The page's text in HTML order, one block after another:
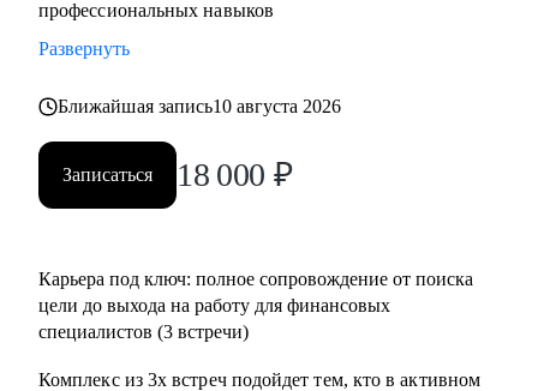
профессиональных навыков
Развернуть
Ближайшая запись10 августа 2026
Записаться 18 000 ₽
Карьера под ключ: полное сопровождение от поиска
цели до выхода на работу для финансовых
специалистов (3 встречи)
Комплекс из 3х встреч подойдет тем, кто в активном